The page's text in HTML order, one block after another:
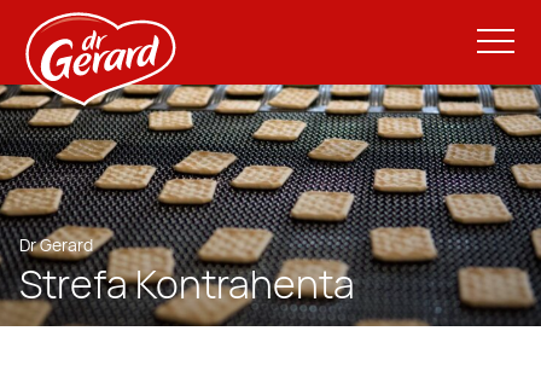
Dr Gerard
Strefa Kontrahenta